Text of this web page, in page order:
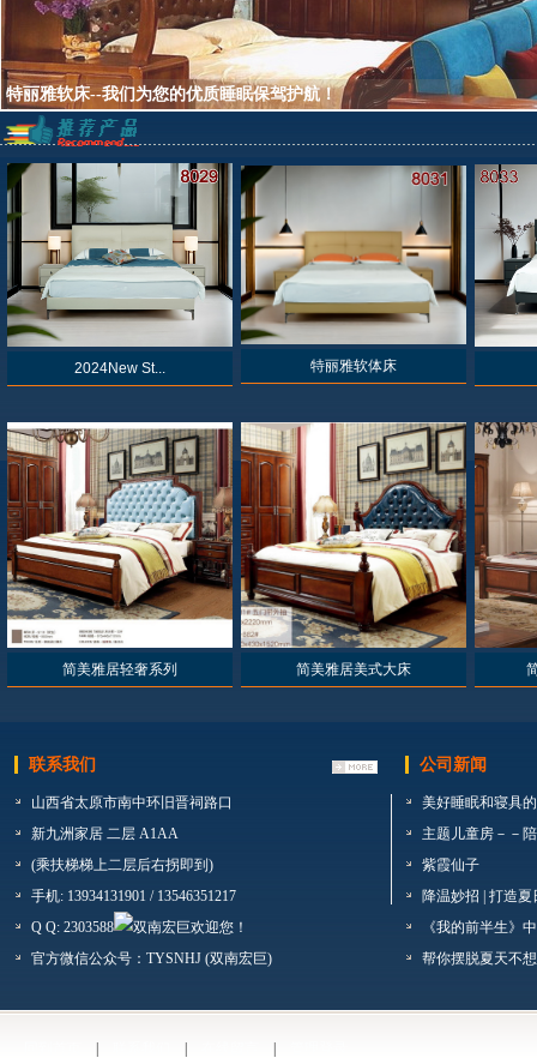
2024New St... 特丽雅软体床
简美雅居轻奢系列 简美雅居美式大床
联系我们
山西省太原市南中环旧晋祠路口
新九洲家居 二层 A1AA
(乘扶梯梯上二层后右拐即到)
手机: 13934131901 / 13546351217
Q Q: 2303588
官方微信公众号：TYSNHJ (双南宏巨)
公司新闻
美好睡眠和寝具
主题儿童房－－
紫霞仙子
降温妙招 | 打造
《我的前半生》
帮你摆脱夏天不